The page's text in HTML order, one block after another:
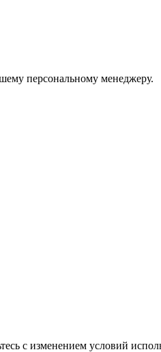
персональному менеджеру.
с изменением условий